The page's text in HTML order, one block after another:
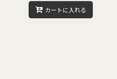
カートに入れる